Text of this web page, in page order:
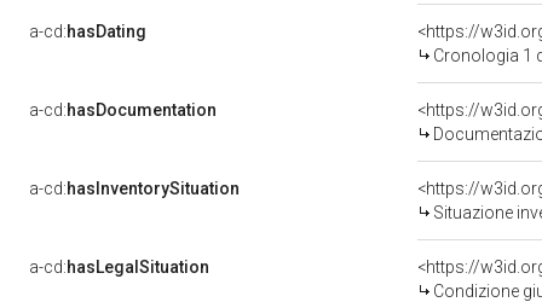
a-cd:hasDating
<https://
Cronologia 1
a-cd:hasDocumentation
a-cd:hasInventorySituation
<https://
Situazione
a-cd:hasLegalSituation
<https://
Condizione